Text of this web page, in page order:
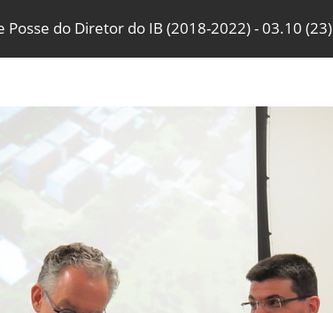
Posse do Diretor do IB (2018-2022) - 03.10 (23)